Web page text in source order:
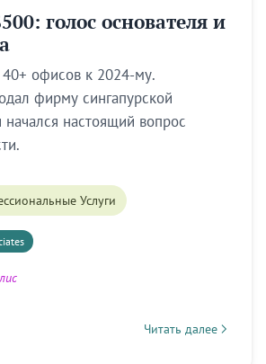
голос основателя и
офисов к 2024-му.
фирму сингапурской
настоящий вопрос
Услуги
Читать далее
about Выход за